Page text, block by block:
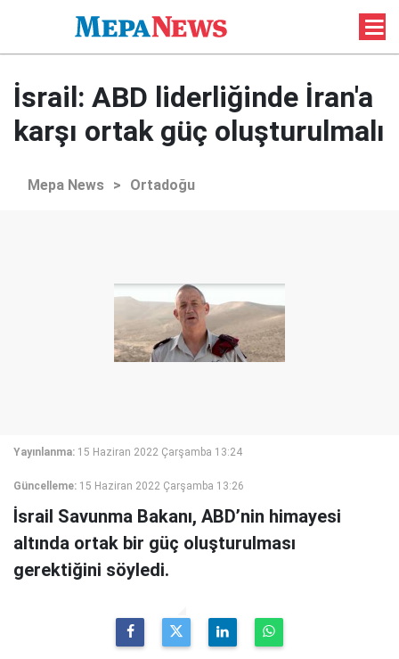
İsrail: ABD liderliğinde İran'a
karşı ortak güç oluşturulmalı
Mepa News > Ortadoğu
Yayınlanma: 15 Haziran 2022 Çarşamba 13:24
Güncelleme: 15 Haziran 2022 Çarşamba 13:26
İsrail Savunma Bakanı, ABD’nin himayesi
altında ortak bir güç oluşturulması
gerektiğini söyledi.